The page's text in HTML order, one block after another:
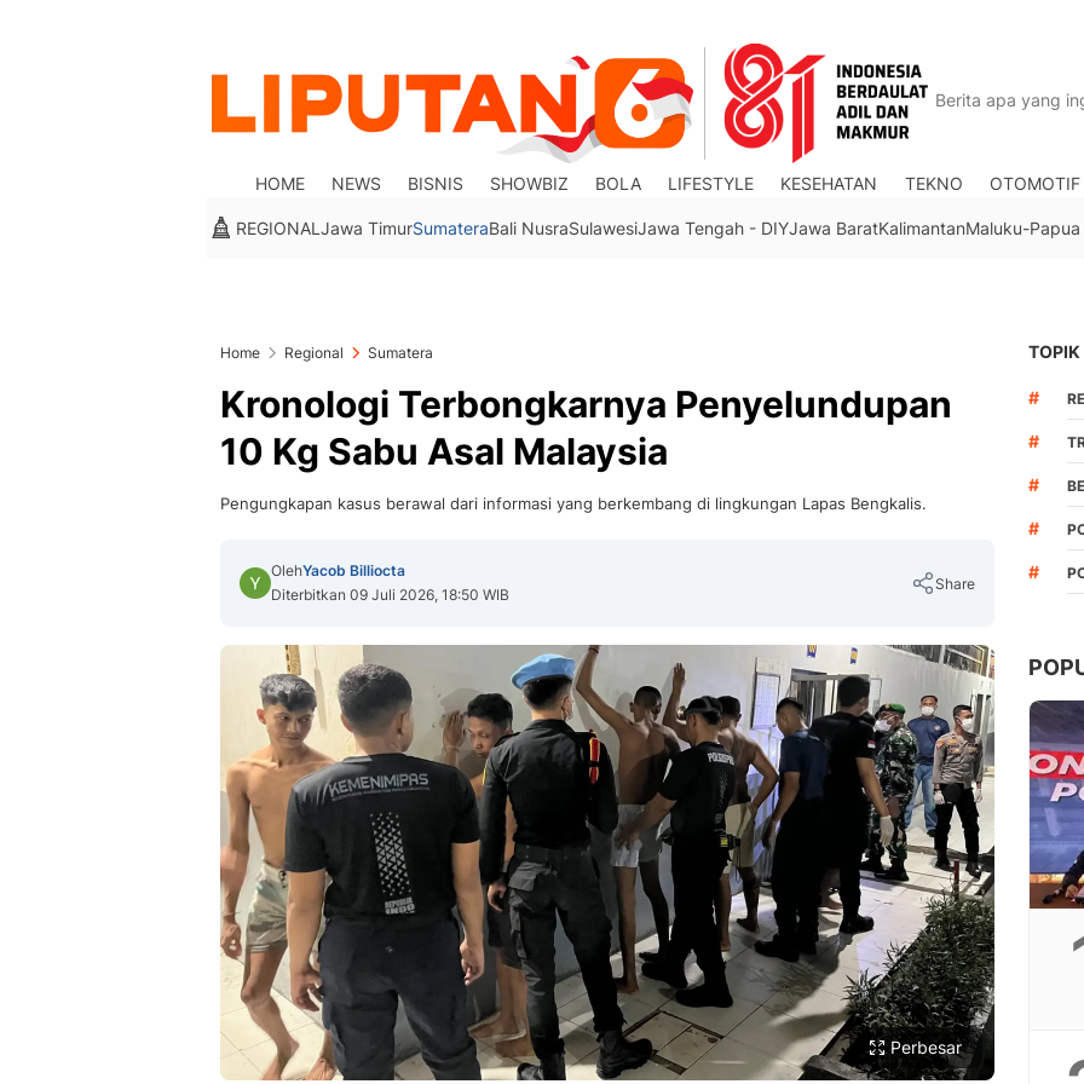
HOME NEWS BISNIS SHOWBIZ BOLA LIFESTYLE KESEHATAN TEKNO OTOMOTIF
REGIONAL Jawa TimurSumateraBali NusraSulawesiJawa Tengah - DIYJawa BaratKalimantanMaluku-Papua
Home Regional Sumatera
Kronologi Terbongkarnya Penyelundupan
10 Kg Sabu Asal Malaysia
Pengungkapan kasus berawal dari informasi yang berkembang di lingkungan Lapas Bengkalis.
OlehYacob Billiocta
Diterbitkan 09 Juli 2026, 18:50 WIB
Share
Copy Link
Perbesar
TOPIK
#
#
#
#
#